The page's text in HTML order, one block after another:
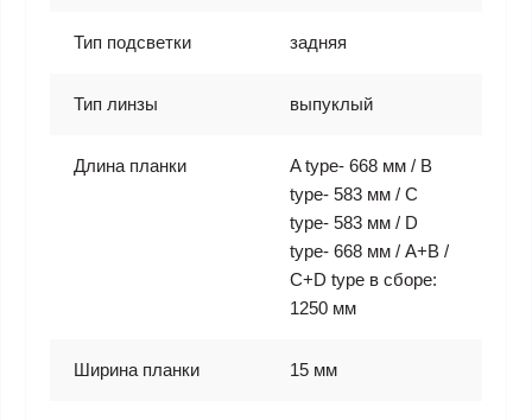
Тип подсветки задняя
Тип линзы выпуклый
Длина планки
A type- 668 мм / B
type- 583 мм / C
type- 583 мм / D
type- 668 мм / A+B /
C+D type в сборе:
1250 мм
Ширина планки 15 мм